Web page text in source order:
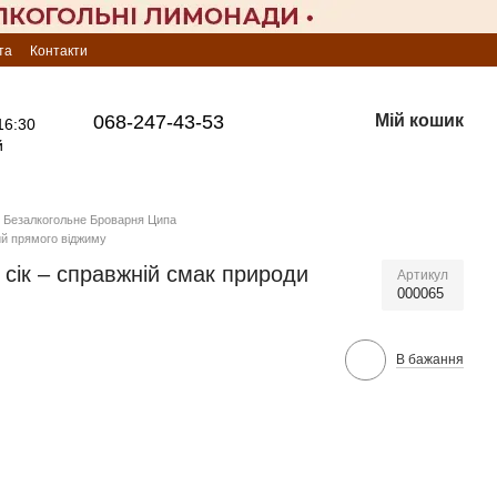
Контакти
068-247-43-53 Мій кошик
Безалкогольне Броварня Ципа
прямого віджиму
– справжній смак природи Артикул
000065
В бажання